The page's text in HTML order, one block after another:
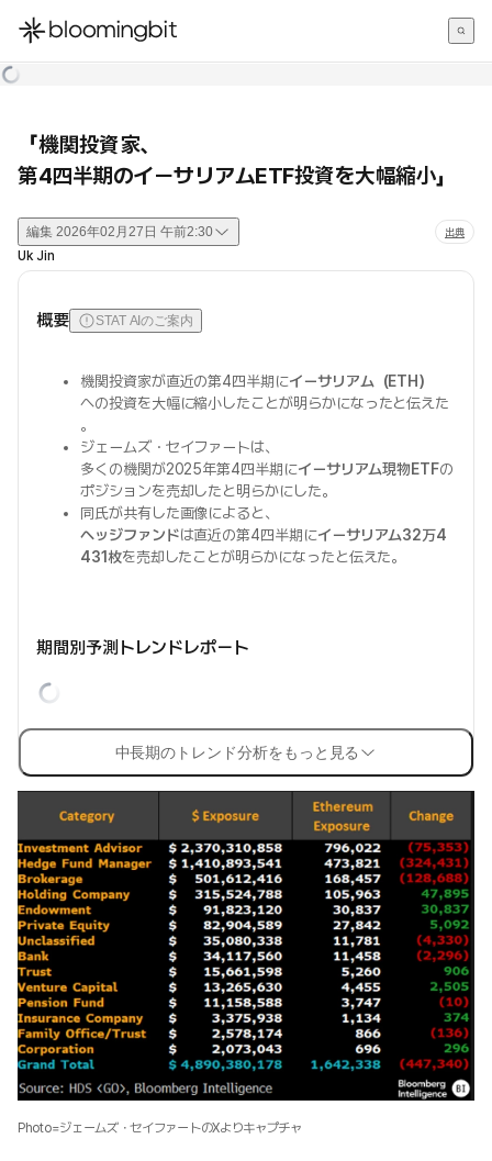
한국어
「機関投資家、
第4四半期のイーサリアムETF投資を大幅縮小」
編集 2026年02月27日 午前2:30 出典
Uk Jin
概要 STAT AIのご案内
機関投資家が直近の第4四半期にイーサリアム（ETH）
への投資を大幅に縮小したことが明らかになったと伝えた
。
ジェームズ・セイファートは、
多くの機関が2025年第4四半期にイーサリアム現物ETFの
ポジションを売却したと明らかにした。
同氏が共有した画像によると、
ヘッジファンドは直近の第4四半期にイーサリアム32万4
431枚を売却したことが明らかになったと伝えた。
期間別予測トレンドレポート
中長期のトレンド分析をもっと見る
Photo=ジェームズ・セイファートのXよりキャプチャ